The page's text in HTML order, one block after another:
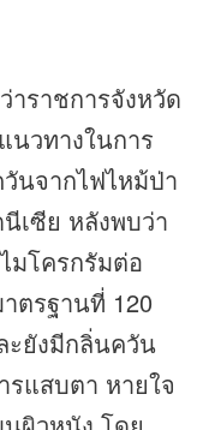
ราชการจังหวัด
นวทางในการ
นจากไฟไหม้ป่า
เซีย หลังพบว่า
มโครกรัมต่อ
ตรฐานที่ 120
ะยังมีกลิ่นควัน
แสบตา หายใจ